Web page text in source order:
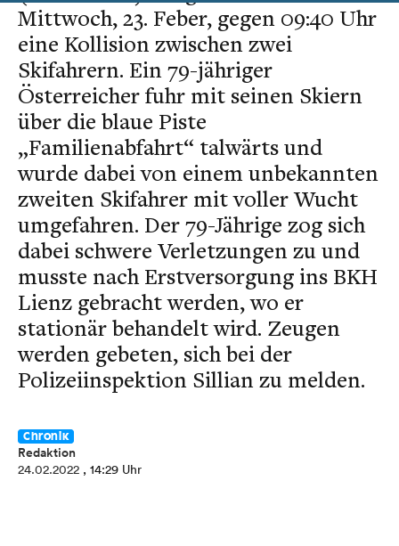
Mittwoch, 23. Feber, gegen 09:40 Uhr
eine Kollision zwischen zwei
Skifahrern. Ein 79-jähriger
Österreicher fuhr mit seinen Skiern
über die blaue Piste
„Familienabfahrt“ talwärts und
wurde dabei von einem unbekannten
zweiten Skifahrer mit voller Wucht
umgefahren. Der 79-Jährige zog sich
dabei schwere Verletzungen zu und
musste nach Erstversorgung ins BKH
Lienz gebracht werden, wo er
stationär behandelt wird. Zeugen
werden gebeten, sich bei der
Polizeiinspektion Sillian zu melden.
Chronik
Redaktion
24.02.2022 , 14:29 Uhr